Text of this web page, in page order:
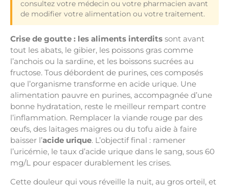
consultez votre médecin ou votre pharmacien avant
de modifier votre alimentation ou votre traitement.
Crise de goutte : les aliments interdits sont avant
tout les abats, le gibier, les poissons gras comme
l’anchois ou la sardine, et les boissons sucrées au
fructose. Tous débordent de purines, ces composés
que l’organisme transforme en acide urique. Une
alimentation pauvre en purines, accompagnée d’une
bonne hydratation, reste le meilleur rempart contre
l’inflammation. Remplacer la viande rouge par des
œufs, des laitages maigres ou du tofu aide à faire
baisser l’acide urique. L’objectif final : ramener
l’uricémie, le taux d’acide urique dans le sang, sous 60
mg/L pour espacer durablement les crises.
Cette douleur qui vous réveille la nuit, au gros orteil, et